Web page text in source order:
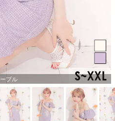
プル